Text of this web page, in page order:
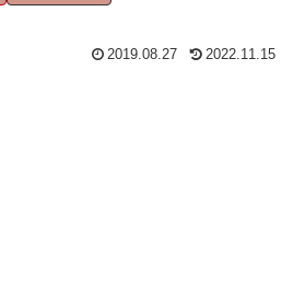
2019.08.27 2022.11.15